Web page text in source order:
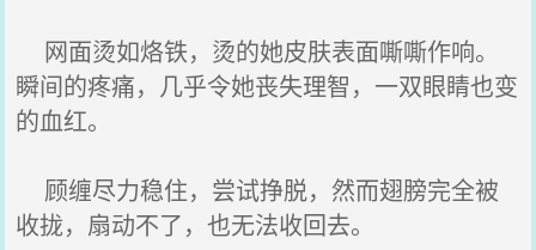
网面烫如烙铁，烫的她皮肤表面嘶嘶作响。
瞬间的疼痛，几乎令她丧失理智，一双眼睛也变
的血红。
顾缠尽力稳住，尝试挣脱，然而翅膀完全被
收拢，扇动不了，也无法收回去。